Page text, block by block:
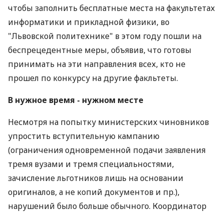
чтобы заполнить бесплатные места на факультетах
информатики и прикладной физики, во
"Львовской политехнике" в этом году пошли на
беспрецедентные меры, объявив, что готовы
принимать на эти направления всех, кто не
прошел по конкурсу на другие факльтеты.
В нужное время - нужном месте
Несмотря на попытку министерских чиновников
упростить вступительную кампанию
(ограничения одновременной подачи заявления
тремя вузами и тремя специальностями,
зачисление льготников лишь на основании
оригиналов, а не копий документов и пр.),
нарушений было больше обычного. Координатор